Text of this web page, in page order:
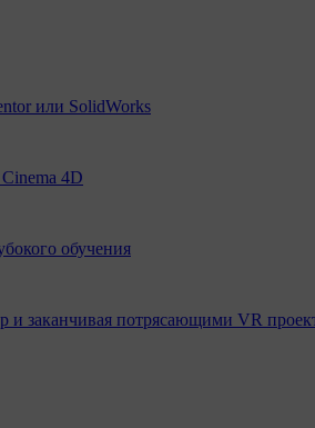
или SolidWorks
4D
обучения
заканчивая потрясающими VR